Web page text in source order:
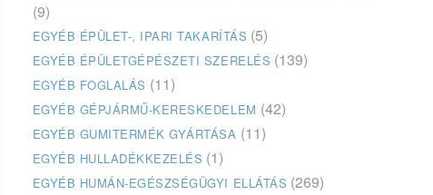
(9)
EGYÉB ÉPÜLET-, IPARI TAKARÍTÁS (5)
EGYÉB ÉPÜLETGÉPÉSZETI SZERELÉS (139)
EGYÉB FOGLALÁS (11)
EGYÉB GÉPJÁRMŰ-KERESKEDELEM (42)
EGYÉB GUMITERMÉK GYÁRTÁSA (11)
EGYÉB HULLADÉKKEZELÉS (1)
EGYÉB HUMÁN-EGÉSZSÉGÜGYI ELLÁTÁS (269)